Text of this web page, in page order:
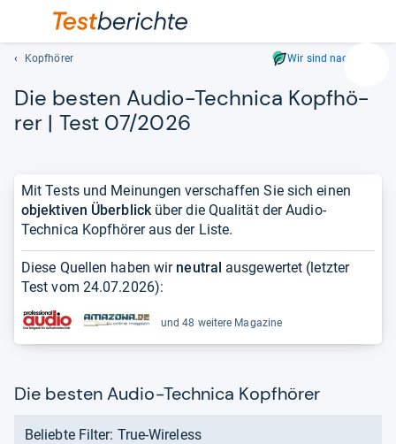
Geben
ein.
und
den
Kopfhörer Wir sind nachhaltig
Die bes­ten Audio-​Tech­nica Kopf­hö­
rer | Test 07/2026
Mit Tests und Meinungen verschaffen Sie sich einen
objektiven Überblicküber die Qualität der Audio-
Technica Kopfhörer aus der Liste.
Diese Quellen haben wir neutral ausgewertet (letzter
Test vom 24.07.2026):
und 48 weitere Magazine
Die besten Audio-Technica Kopfhörer
Beliebte Filter: True-Wireless